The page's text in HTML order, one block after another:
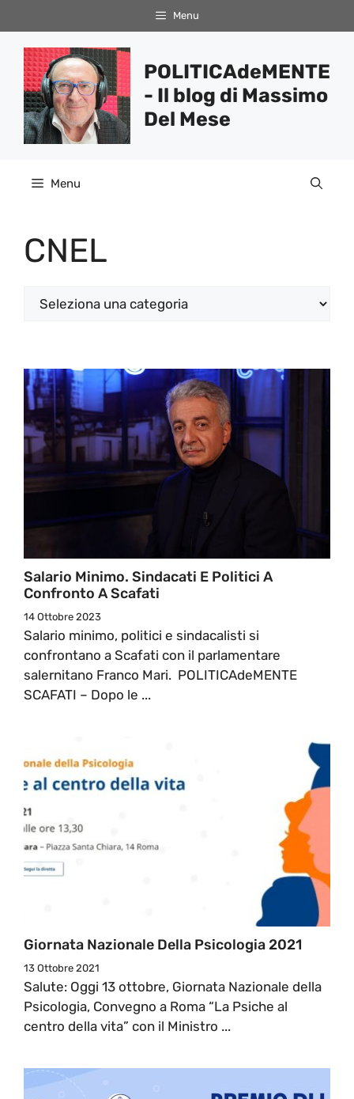
al
contenuto
Menu
POLITICAdeMENTE
- Il blog di Massimo
Del Mese
Menu
CNEL
Categorie
Salario Minimo. Sindacati E Politici A
Confronto A Scafati
14 Ottobre 2023
Salario minimo, politici e sindacalisti si
confrontano a Scafati con il parlamentare
salernitano Franco Mari. POLITICAdeMENTE
SCAFATI – Dopo le ...
Giornata Nazionale Della Psicologia 2021
13 Ottobre 2021
Salute: Oggi 13 ottobre, Giornata Nazionale della
Psicologia, Convegno a Roma “La Psiche al
centro della vita” con il Ministro ...